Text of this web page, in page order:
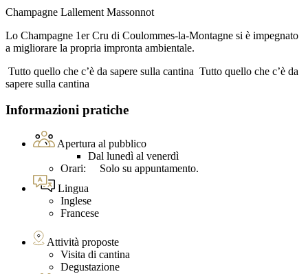
Champagne Lallement Massonnot
Lo Champagne 1er Cru di Coulommes-la-Montagne si è impegnato
a migliorare la propria impronta ambientale.
Tutto quello che c’è da sapere sulla cantina Tutto quello che c’è da
sapere sulla cantina
Informazioni pratiche
Apertura al pubblico
Dal lunedì al venerdì
Orari: Solo su appuntamento.
Lingua
Inglese
Francese
Attività proposte
Visita di cantina
Degustazione